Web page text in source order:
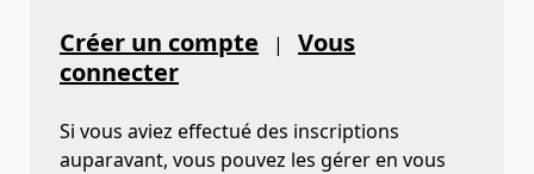
Créer un compte | Vous
connecter
Si vous aviez effectué des inscriptions
auparavant, vous pouvez les gérer en vous